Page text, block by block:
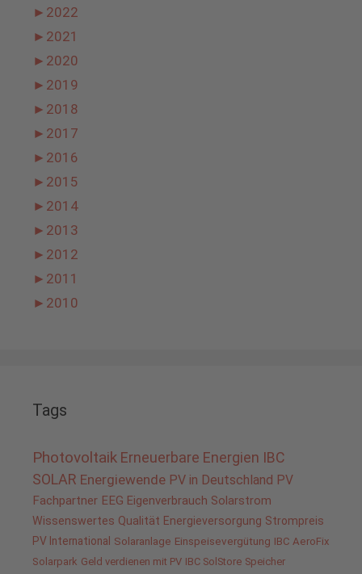
► 2022
► 2021
► 2020
► 2019
► 2018
► 2017
► 2016
► 2015
► 2014
► 2013
► 2012
► 2011
► 2010
Tags
Photovoltaik Erneuerbare Energien IBC
SOLAR Energiewende PV in Deutschland PV
Fachpartner EEG Eigenverbrauch Solarstrom
Wissenswertes Qualität Energieversorgung Strompreis
PV International Solaranlage Einspeisevergütung IBC AeroFix
Solarpark Geld verdienen mit PV IBC SolStore Speicher